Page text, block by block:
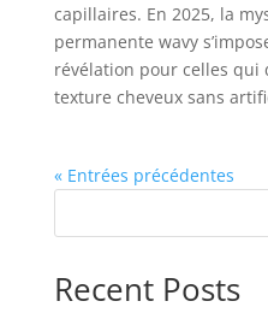
capillaires. En 2025, la
permanente wavy
révélation pour celles
texture cheveux sans
« Entrées précédentes
Recent Posts